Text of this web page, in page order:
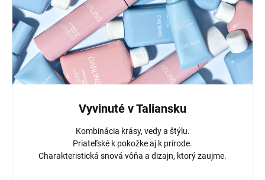
Vyvinuté v Taliansku
Kombinácia krásy, vedy a štýlu.
Priateľské k pokožke aj k prírode.
Charakteristická snová vôňa a dizajn, ktorý zaujme.